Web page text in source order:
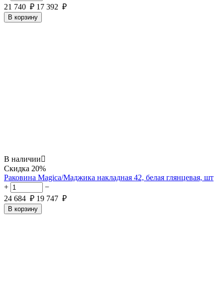
21 740 ₽ 17 392 ₽
В корзину
В наличии
Скидка 20%
Раковина Magica/Маджика накладная 42, белая глянцевая, шт
+
−
24 684 ₽ 19 747 ₽
В корзину